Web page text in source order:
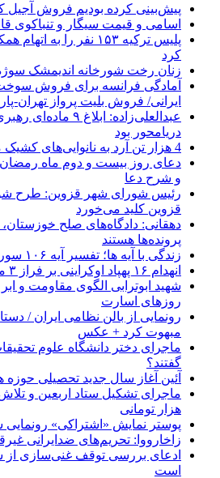
پیش‌بینی کرده بودیم فروش آجیل
اسامی و قیمت سیگار و تنباکوی
پلیس ترکیه ۱۵۳ نفر را
کرد
زنان رخت شورخانه اندیمشک
آمادگی فرانسه برای فروش
ایرانی/ فروش بلیت پرواز تهران-
عبدالعلی‌زاده:
دریامحور بود
4 هزار تن آرد به نانوایی‌های کشیک مازندران تخصیص یافت
دعای روز بیست و دوم ماه
و شرح دعا
رئیس شورای شهر قزوین: طرح
قزوین کلید می‌خورد
دهقانی: دادگاه‌های صلح
پرونده‌ها هستند
زندگی با آیه ها؛ تفسیر آیه ۱۰۶ سوره مبارکه هود
انهدام ۱۶ پهپاد اوکراینی بر فراز ۳ منطقه روسیه
شهید ابوترابی الگوی مقاومت و
روزهای اسارت
رونمایی از بالن‌ نظامی ایران /
مبهوت کرد + عکس
ماجرای دختر دانشگاه علوم
گفتند؟
آئین آغاز سال جدید تحصیلی
ماجرای تشکیل ستاد اربعین و
هزار تومانی
پوستر نمایش «اشتراکی» رونمایی
زاخارووا: تحریم‌های ضدایرانی
ادعای بررسی توقف غنی‌سازی از
است